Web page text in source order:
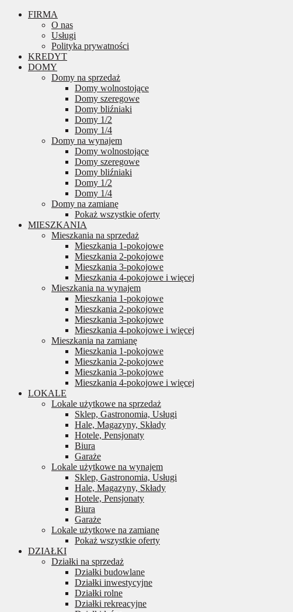
FIRMA
O nas
Usługi
Polityka prywatności
KREDYT
DOMY
Domy na sprzedaż
Domy wolnostojące
Domy szeregowe
Domy bliźniaki
Domy 1/2
Domy 1/4
Domy na wynajem
Domy wolnostojące
Domy szeregowe
Domy bliźniaki
Domy 1/2
Domy 1/4
Domy na zamianę
Pokaż wszystkie oferty
MIESZKANIA
Mieszkania na sprzedaż
Mieszkania 1-pokojowe
Mieszkania 2-pokojowe
Mieszkania 3-pokojowe
Mieszkania 4-pokojowe i więcej
Mieszkania na wynajem
Mieszkania 1-pokojowe
Mieszkania 2-pokojowe
Mieszkania 3-pokojowe
Mieszkania 4-pokojowe i więcej
Mieszkania na zamianę
Mieszkania 1-pokojowe
Mieszkania 2-pokojowe
Mieszkania 3-pokojowe
Mieszkania 4-pokojowe i więcej
LOKALE
Lokale użytkowe na sprzedaż
Sklep, Gastronomia, Usługi
Hale, Magazyny, Składy
Hotele, Pensjonaty
Biura
Garaże
Lokale użytkowe na wynajem
Sklep, Gastronomia, Usługi
Hale, Magazyny, Składy
Hotele, Pensjonaty
Biura
Garaże
Lokale użytkowe na zamianę
Pokaż wszystkie oferty
DZIAŁKI
Działki na sprzedaż
Działki budowlane
Działki inwestycyjne
Działki rolne
Działki rekreacyjne